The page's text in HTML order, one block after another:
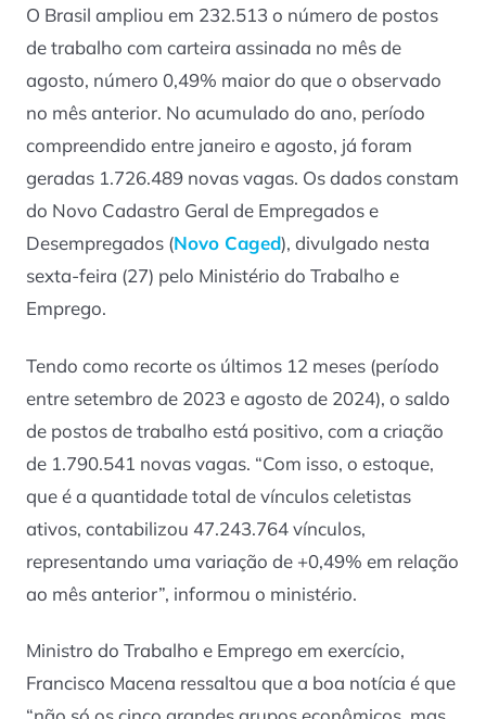
O Brasil ampliou em 232.513 o número de postos
de trabalho com carteira assinada no mês de
agosto, número 0,49% maior do que o observado
no mês anterior. No acumulado do ano, período
compreendido entre janeiro e agosto, já foram
geradas 1.726.489 novas vagas. Os dados constam
do Novo Cadastro Geral de Empregados e
Desempregados (Novo Caged), divulgado nesta
sexta-feira (27) pelo Ministério do Trabalho e
Emprego.
Tendo como recorte os últimos 12 meses (período
entre setembro de 2023 e agosto de 2024), o saldo
de postos de trabalho está positivo, com a criação
de 1.790.541 novas vagas. “Com isso, o estoque,
que é a quantidade total de vínculos celetistas
ativos, contabilizou 47.243.764 vínculos,
representando uma variação de +0,49% em relação
ao mês anterior”, informou o ministério.
Ministro do Trabalho e Emprego em exercício,
Francisco Macena ressaltou que a boa notícia é que